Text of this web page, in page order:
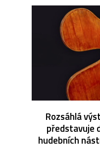
Rozsáhlá
představuje
hudebních